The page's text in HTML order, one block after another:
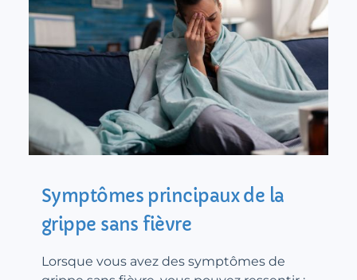
Symptômes principaux de la
grippe sans fièvre
Lorsque vous avez des symptômes de